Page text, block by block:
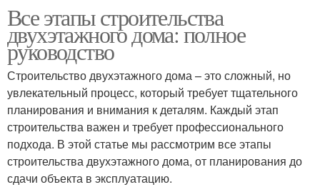
Все этапы строительства
двухэтажного дома: полное
руководство
Строительство двухэтажного дома – это сложный, но
увлекательный процесс, который требует тщательного
планирования и внимания к деталям. Каждый этап
строительства важен и требует профессионального
подхода. В этой статье мы рассмотрим все этапы
строительства двухэтажного дома, от планирования до
сдачи объекта в эксплуатацию.